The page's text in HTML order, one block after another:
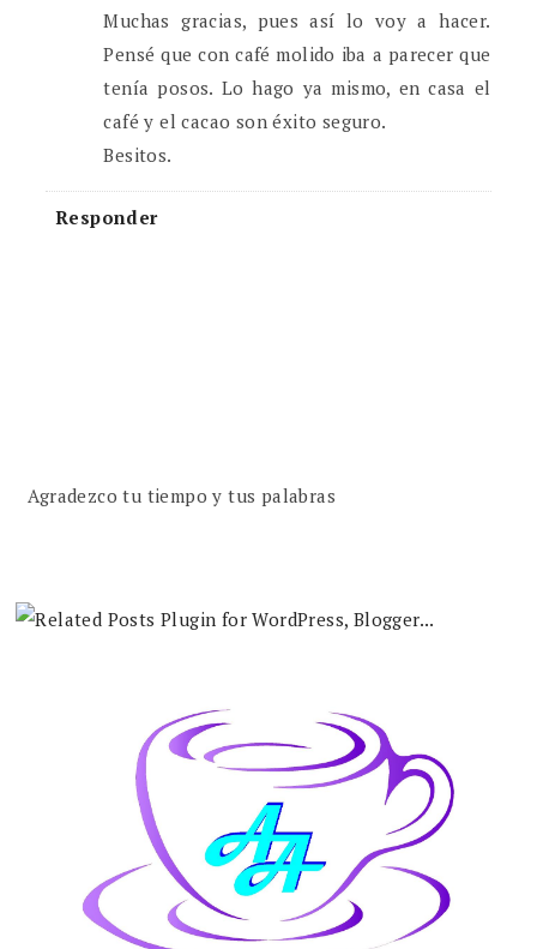
Muchas gracias, pues así lo voy a hacer.
Pensé que con café molido iba a parecer que
tenía posos. Lo hago ya mismo, en casa el
café y el cacao son éxito seguro.
Besitos.
Responder
Agradezco tu tiempo y tus palabras